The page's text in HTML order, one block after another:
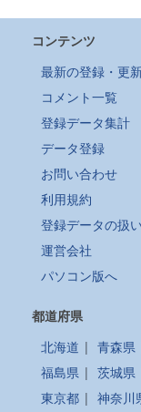
コンテンツ
最新の登録・更
コメント一覧
登録データ集計
データ登録
お問い合わせ
利用規約
登録データの扱い
運営会社
パソコン版へ
都道府県
北海道 | 青森県
福島県 | 茨城県
東京都 | 神奈川